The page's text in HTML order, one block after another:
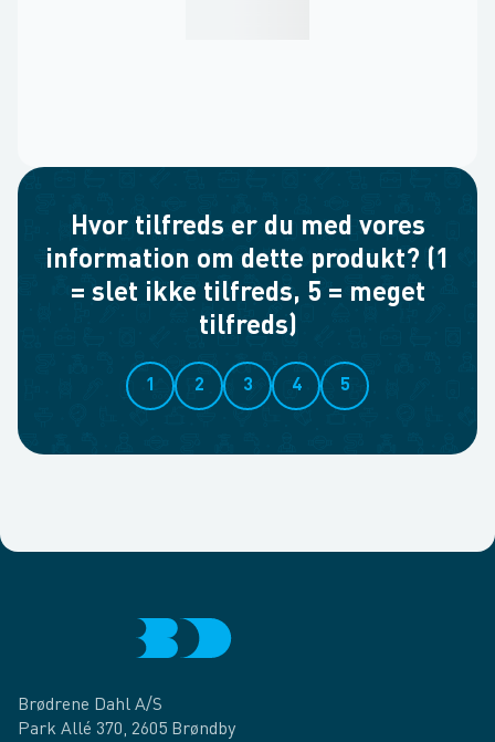
Hvor tilfreds er du med vores
information om dette produkt? (1
= slet ikke tilfreds, 5 = meget
tilfreds)
1 2 3 4 5
Brødrene Dahl A/S
Park Allé 370, 2605 Brøndby